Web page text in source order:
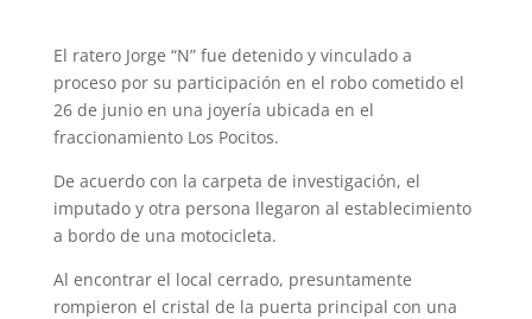
El ratero Jorge “N” fue detenido y vinculado a
proceso por su participación en el robo cometido el
26 de junio en una joyería ubicada en el
fraccionamiento Los Pocitos.
De acuerdo con la carpeta de investigación, el
imputado y otra persona llegaron al establecimiento
a bordo de una motocicleta.
Al encontrar el local cerrado, presuntamente
rompieron el cristal de la puerta principal con una